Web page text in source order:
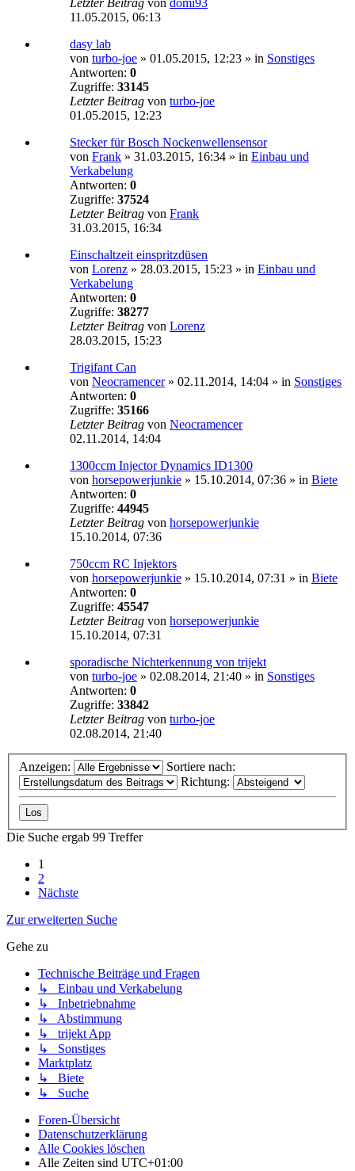
Letzter Beitrag von domi93
11.05.2015, 06:13
dasy lab
von turbo-joe » 01.05.2015, 12:23 » in Sonstiges
Antworten: 0
Zugriffe: 33145
Letzter Beitrag von turbo-joe
01.05.2015, 12:23
Stecker für Bosch Nockenwellensensor
von Frank » 31.03.2015, 16:34 » in Einbau und
Verkabelung
Antworten: 0
Zugriffe: 37524
Letzter Beitrag von Frank
31.03.2015, 16:34
Einschaltzeit einspritzdüsen
von Lorenz » 28.03.2015, 15:23 » in Einbau und
Verkabelung
Antworten: 0
Zugriffe: 38277
Letzter Beitrag von Lorenz
28.03.2015, 15:23
Trigifant Can
von Neocramencer» 02.11.2014, 14:04 » in Sonstiges
Antworten: 0
Zugriffe: 35166
Letzter Beitrag von Neocramencer
02.11.2014, 14:04
1300ccm Injector Dynamics ID1300
von horsepowerjunkie » 15.10.2014, 07:36 » in Biete
Antworten: 0
Zugriffe: 44945
Letzter Beitrag von horsepowerjunkie
15.10.2014, 07:36
750ccm RC Injektors
von horsepowerjunkie » 15.10.2014, 07:31 » in Biete
Antworten: 0
Zugriffe: 45547
Letzter Beitrag von horsepowerjunkie
15.10.2014, 07:31
sporadische Nichterkennung von trijekt
von turbo-joe » 02.08.2014, 21:40 » in Sonstiges
Antworten: 0
Zugriffe: 33842
Letzter Beitrag von turbo-joe
02.08.2014, 21:40
Anzeigen:
Sortiere nach:
Richtung:
Die Suche ergab 99 Treffer
1
2
Nächste
Zur erweiterten Suche
Gehe zu
Technische Beiträge und Fragen
↳ Einbau und Verkabelung
↳ Inbetriebnahme
↳ Abstimmung
↳ trijekt App
↳ Sonstiges
Marktplatz
↳ Biete
↳ Suche
Foren-Übersicht
Datenschutzerklärung
Alle Cookies löschen
Alle Zeiten sind UTC+01:00